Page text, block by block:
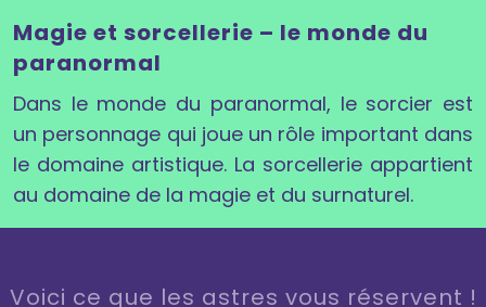
Magie et sorcellerie – le monde du
paranormal
Dans le monde du paranormal, le sorcier est
un personnage qui joue un rôle important dans
le domaine artistique. La sorcellerie appartient
au domaine de la magie et du surnaturel.
Voici ce que les astres vous réservent !